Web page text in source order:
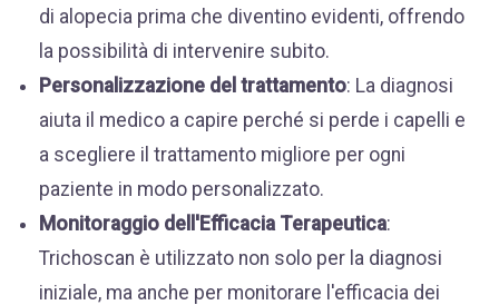
di alopecia prima che diventino evidenti, offrendo
la possibilità di intervenire subito.
Personalizzazione del trattamento: La diagnosi
aiuta il medico a capire perché si perde i capelli e
a scegliere il trattamento migliore per ogni
paziente in modo personalizzato.
Monitoraggio dell'Efficacia Terapeutica:
Trichoscan è utilizzato non solo per la diagnosi
iniziale, ma anche per monitorare l'efficacia dei